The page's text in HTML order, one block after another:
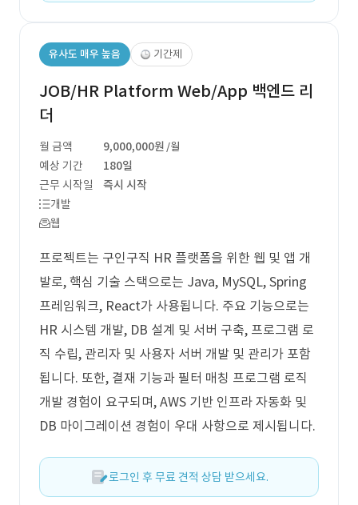
유사도 매우 높음 기간제
JOB/HR Platform Web/App 백엔드 리
더
월 금액 9,000,000원 /월
예상 기간
180일
근무 시작일
즉시 시작
개발
웹
프로젝트는 구인구직 HR 플랫폼을 위한 웹 및 앱 개
발로, 핵심 기술 스택으로는 Java, MySQL, Spring
프레임워크, React가 사용됩니다. 주요 기능으로는
HR 시스템 개발, DB 설계 및 서버 구축, 프로그램 로
직 수립, 관리자 및 사용자 서버 개발 및 관리가 포함
됩니다. 또한, 결재 기능과 필터 매칭 프로그램 로직
개발 경험이 요구되며, AWS 기반 인프라 자동화 및
DB 마이그레이션 경험이 우대 사항으로 제시됩니다.
로그인 후 무료 견적 상담 받으세요.